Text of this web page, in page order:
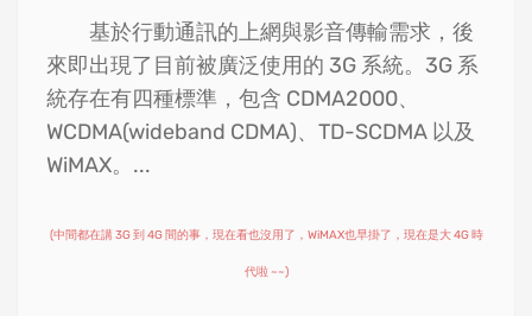
基於行動通訊的上網與影音傳輸需求，後
來即出現了目前被廣泛使用的 3G 系統。3G 系
統存在有四種標準，包含 CDMA2000、
WCDMA(wideband CDMA)、TD-SCDMA 以及
WiMAX。...
(中間都在講 3G 到 4G 間的事，現在看也沒用了，WiMAX也早掛了，現在是大 4G 時
代啦 ~~)